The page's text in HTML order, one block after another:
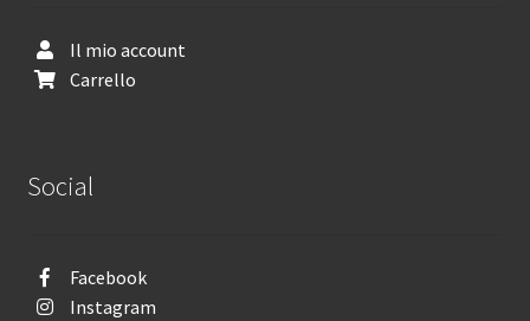
Il mio account
Carrello
Social
Facebook
Instagram